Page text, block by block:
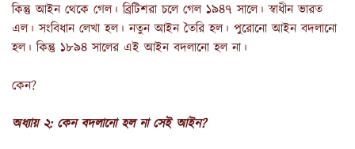
কিন্তু আইন থেকে গেল। ব্রিটিশরা চলে গেল ১৯৪৭ সালে। স্বাধীন ভারত
এল। সংবিধান লেখা হল। নতুন আইন তৈরি হল। পুরোনো আইন বদলানো
হল। কিন্তু ১৮৯৪ সালের এই আইন বদলানো হল না।
কেন?
অধ্যায় ২: কেন বদলানো হল না সেই আইন?